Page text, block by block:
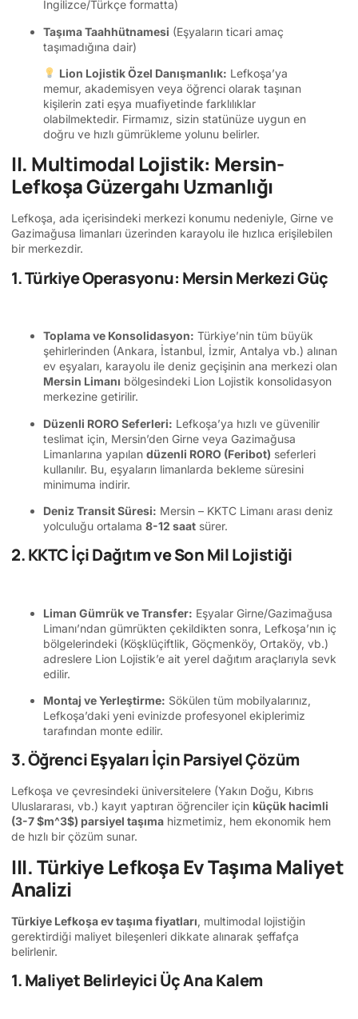
İngilizce/Türkçe formatta)
Taşıma Taahhütnamesi (Eşyaların ticari amaç
taşımadığına dair)
Lion Lojistik Özel Danışmanlık: Lefkoşa’ya
memur, akademisyen veya öğrenci olarak taşınan
kişilerin zati eşya muafiyetinde farklılıklar
olabilmektedir. Firmamız, sizin statünüze uygun en
doğru ve hızlı gümrükleme yolunu belirler.
II. Multimodal Lojistik: Mersin-
Lefkoşa Güzergahı Uzmanlığı
Lefkoşa, ada içerisindeki merkezi konumu nedeniyle, Girne ve
Gazimağusa limanları üzerinden karayolu ile hızlıca erişilebilen
bir merkezdir.
1. Türkiye Operasyonu: Mersin Merkezi Güç
Toplama ve Konsolidasyon: Türkiye’nin tüm büyük
şehirlerinden (Ankara, İstanbul, İzmir, Antalya vb.) alınan
ev eşyaları, karayolu ile deniz geçişinin ana merkezi olan
Mersin Limanı bölgesindeki Lion Lojistik konsolidasyon
merkezine getirilir.
Düzenli RORO Seferleri: Lefkoşa’ya hızlı ve güvenilir
teslimat için, Mersin’den Girne veya Gazimağusa
Limanlarına yapılan düzenli RORO (Feribot) seferleri
kullanılır. Bu, eşyaların limanlarda bekleme süresini
minimuma indirir.
Deniz Transit Süresi: Mersin – KKTC Limanı arası deniz
yolculuğu ortalama 8-12 saat sürer.
2. KKTC İçi Dağıtım ve Son Mil Lojistiği
Liman Gümrük ve Transfer: Eşyalar Girne/Gazimağusa
Limanı’ndan gümrükten çekildikten sonra, Lefkoşa’nın iç
bölgelerindeki (Köşklüçiftlik, Göçmenköy, Ortaköy, vb.)
adreslere Lion Lojistik’e ait yerel dağıtım araçlarıyla sevk
edilir.
Montaj ve Yerleştirme: Sökülen tüm mobilyalarınız,
Lefkoşa’daki yeni evinizde profesyonel ekiplerimiz
tarafından monte edilir.
3. Öğrenci Eşyaları İçin Parsiyel Çözüm
Lefkoşa ve çevresindeki üniversitelere (Yakın Doğu, Kıbrıs
Uluslararası, vb.) kayıt yaptıran öğrenciler için küçük hacimli
(3-7$m^3$) parsiyel taşıma hizmetimiz, hem ekonomik hem
de hızlı bir çözüm sunar.
III. Türkiye Lefkoşa Ev Taşıma Maliyet
Analizi
Türkiye Lefkoşa ev taşıma fiyatları, multimodal lojistiğin
gerektirdiği maliyet bileşenleri dikkate alınarak şeffafça
belirlenir.
1. Maliyet Belirleyici Üç Ana Kalem